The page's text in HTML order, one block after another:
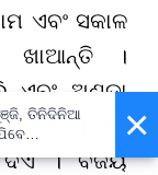
ଏବଂ ସକାଳ
ଖାଆନ୍ତି ।
ଏବଂ ଅଣ୍ଡା
ଆବଶ୍ୟକୀୟ
ଦିଏ । ବିଜୟ
×
ତିନିଦିନିଆ
ମାଝୀ